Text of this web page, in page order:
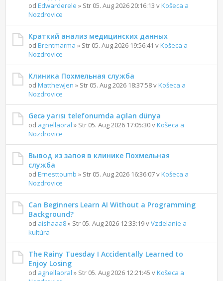
odEdwarderele » Str 05. Aug 2026 20:16:13 vKošeca a
Nozdrovice
Краткий анализ медицинских данных
odBrentmarma » Str 05. Aug 2026 19:56:41 vKošeca a
Nozdrovice
Клиника Похмельная служба
odMatthewJen » Str 05. Aug 2026 18:37:58 vKošeca a
Nozdrovice
Gecə yarısı telefonumda açılan dünya
od agnellaoral » Str 05. Aug 2026 17:05:30 vKošeca a
Nozdrovice
Вывод из запоя в клинике Похмельная
служба
odErnesttoumb » Str 05. Aug 2026 16:36:07 vKošeca a
Nozdrovice
Can Beginners Learn AI Without a Programming
Background?
od aishaaa8» Str 05. Aug 2026 12:33:19 vVzdelanie a
kultúra
The Rainy Tuesday I Accidentally Learned to
Enjoy Losing
od agnellaoral » Str 05. Aug 2026 12:21:45 vKošeca a